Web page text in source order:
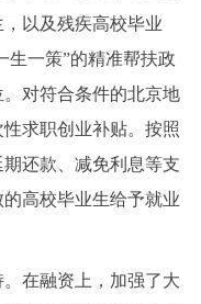
以及残疾高校毕业
生一策”的精准帮扶政
对符合条件的北京地
求职创业补贴。按照
还款、减免利息等支
高校毕业生给予就业
在融资上，加强了大